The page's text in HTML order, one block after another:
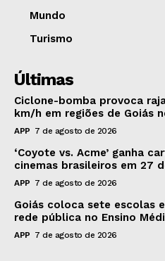
Mundo
Turismo
Últimas
Ciclone-bomba provoca
km/h em regiões de Goiás
APP 7 de agosto de 2026
‘Coyote vs. Acme’ ganha
cinemas brasileiros em 27
APP 7 de agosto de 2026
Goiás coloca sete escolas
rede pública no Ensino
APP 7 de agosto de 2026